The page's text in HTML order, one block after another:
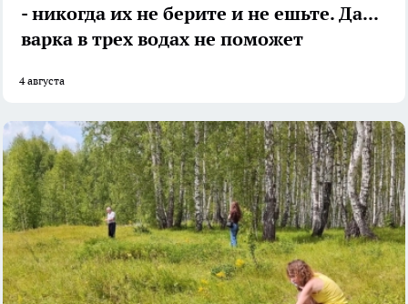
- никогда их не берите и не ешьте. Даже
варка в трех водах не поможет
4 августа